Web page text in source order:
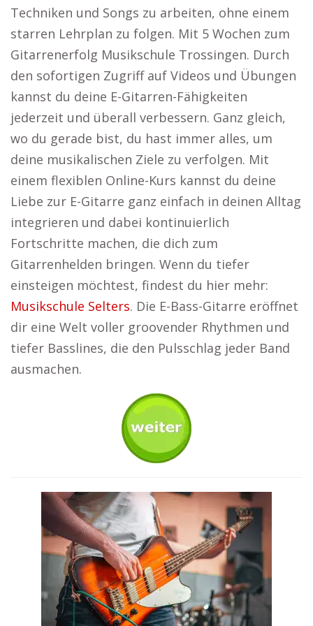
Techniken und Songs zu arbeiten, ohne einem
starren Lehrplan zu folgen. Mit 5 Wochen zum
Gitarrenerfolg Musikschule Trossingen. Durch
den sofortigen Zugriff auf Videos und Übungen
kannst du deine E-Gitarren-Fähigkeiten
jederzeit und überall verbessern. Ganz gleich,
wo du gerade bist, du hast immer alles, um
deine musikalischen Ziele zu verfolgen. Mit
einem flexiblen Online-Kurs kannst du deine
Liebe zur E-Gitarre ganz einfach in deinen Alltag
integrieren und dabei kontinuierlich
Fortschritte machen, die dich zum
Gitarrenhelden bringen. Wenn du tiefer
einsteigen möchtest, findest du hier mehr:
Musikschule Selters. Die E-Bass-Gitarre eröffnet
dir eine Welt voller groovender Rhythmen und
tiefer Basslines, die den Pulsschlag jeder Band
ausmachen.